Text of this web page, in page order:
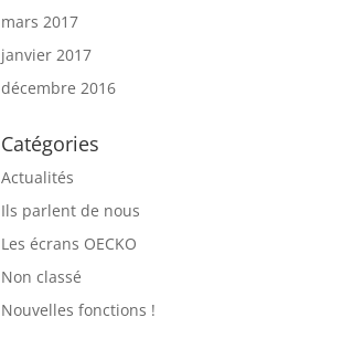
mars 2017
janvier 2017
décembre 2016
Catégories
Actualités
Ils parlent de nous
Les écrans OECKO
Non classé
Nouvelles fonctions !